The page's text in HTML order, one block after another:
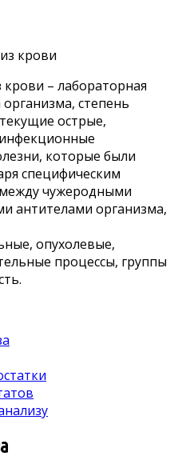
– лабораторная
степень
острые,
которые были
специфическим
чужеродными
антителами организма,
опухолевые,
процессы, группы